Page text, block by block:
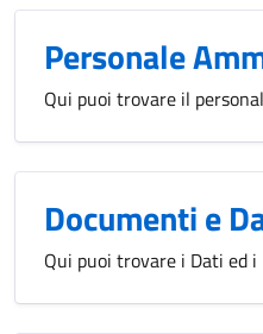
Personale
Qui puoi trovare il
Documenti e
Qui puoi trovare i Dati ed